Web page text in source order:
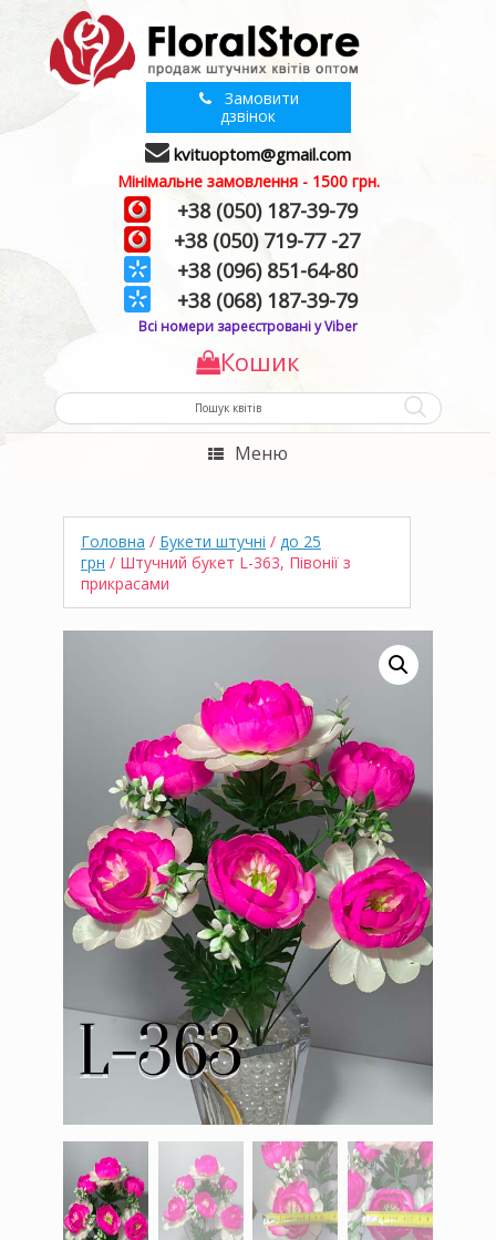
Замовити
дзвінок
kvituoptom@gmail.com
Мінімальне замовлення - 1500 грн.
+38 (050) 187-39-79
+38 (050) 719-77 -27
+38 (096) 851-64-80
+38 (068) 187-39-79
Всі номери зареєстровані у Viber
Кошик
Меню
Головна / Букети штучні / до 25
грн / Штучний букет L-363, Півонії з
прикрасами